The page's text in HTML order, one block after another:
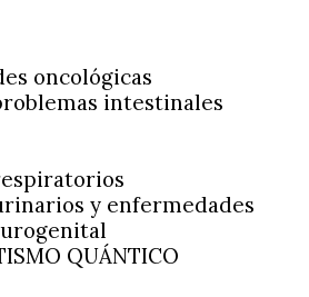
oncológicas
intestinales
y enfermedades
QUÁNTICO